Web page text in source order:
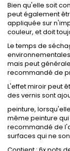
Bien qu'elle soit
peut également
appliquée sur
couleur, et doit
Le temps de
mais peut
recommandé de
L'effet miroir peut
des vernis sont
peinture,
même peinture
recommandé de
surfaces qui ne